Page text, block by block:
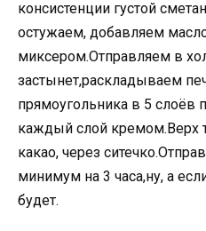
консистенции густой
остужаем, добавляем
миксером.Отправляем в
застынет,раскладываем
прямоугольника в 5 слоёв
каждый слой кремом.Верх
какао, через
минимум на 3 часа,ну, а
будет.